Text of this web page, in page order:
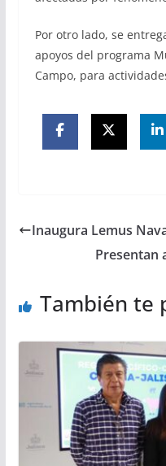
Por otro lado, se
apoyos del programa
Campo, para
Inaugura Lemus
Presentan
También te